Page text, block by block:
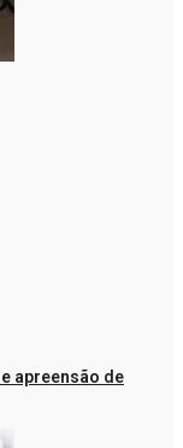
apreensão de